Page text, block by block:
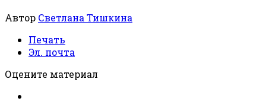
Автор Светлана Тишкина
Печать
Эл. почта
Оцените материал